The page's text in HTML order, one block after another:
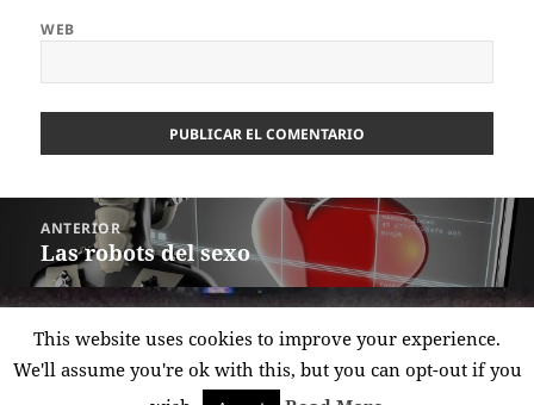
WEB
Navegación
entradas
ANTERIOR
Entrada
anterior:
Las robots del sexo
Entrada
siguiente:
‘Furbo’ vacacional
This website uses cookies to improve your experience.
We'll assume you're ok with this, but you can opt-out if you